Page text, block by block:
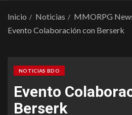
Inicio Noticias MMORPG
Evento Colaboración con Berserk
NOTICIAS BDO
Evento
Berserk